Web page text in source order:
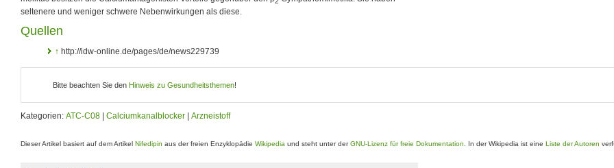
seltenere und weniger schwere Nebenwirkungen als diese.
Quellen
↑ http://idw-online.de/pages/de/news229739
Bitte beachten Sie den Hinweis zu Gesundheitsthemen!
Kategorien: ATC-C08 | Calciumkanalblocker | Arzneistoff
Dieser Artikel basiert auf dem Artikel Nifedipin aus der freien Enzyklopädie Wikipedia und steht unter derGNU-Lizenz für freie Dokumentation . In der Wikipedia ist eine Liste der Autoren